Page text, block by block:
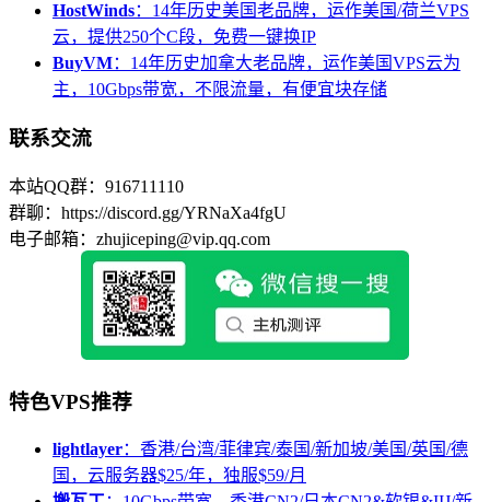
HostWinds：14年历史美国老品牌，运作美国/荷兰VPS
云，提供250个C段，免费一键换IP
BuyVM：14年历史加拿大老品牌，运作美国VPS云为
主，10Gbps带宽，不限流量，有便宜块存储
联系交流
本站QQ群：916711110
群聊：https://discord.gg/YRNaXa4fgU
电子邮箱：zhujiceping@vip.qq.com
特色VPS推荐
lightlayer：香港/台湾/菲律宾/泰国/新加坡/美国/英国/德
国，云服务器$25/年，独服$59/月